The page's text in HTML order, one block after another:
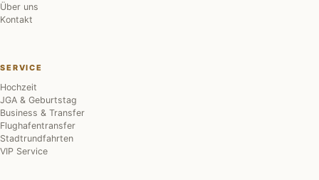
Über uns
Kontakt
SERVICE
Hochzeit
JGA & Geburtstag
Business & Transfer
Flughafentransfer
Stadtrundfahrten
VIP Service